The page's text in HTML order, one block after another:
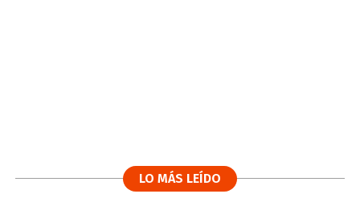
LO MÁS LEÍDO